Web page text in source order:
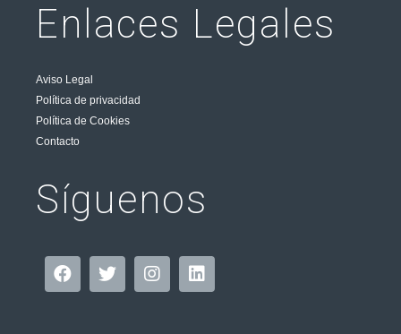
Enlaces Legales
Aviso Legal
Política de privacidad
Política de Cookies
Contacto
Síguenos